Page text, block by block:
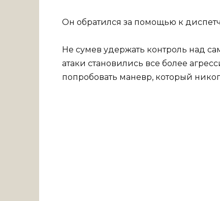
Он обратился за помощью к
Не сумев удержать контроль над
атаки становились все более
попробовать маневр, который